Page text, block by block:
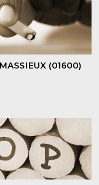
(01600)